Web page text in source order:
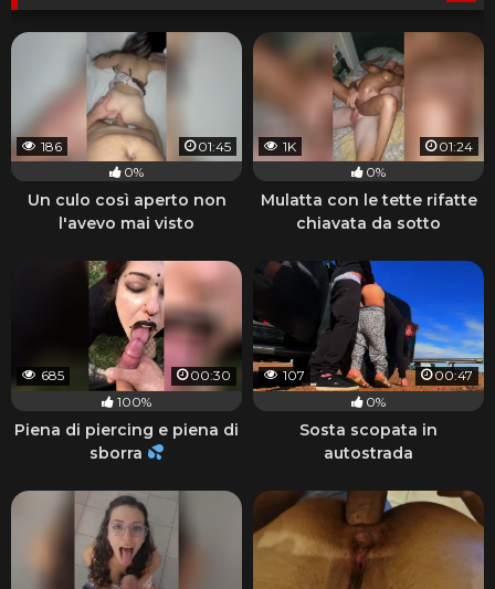
186
01:45
0%
Un culo così aperto non
l'avevo mai visto
1K
01:24
0%
Mulatta con le tette rifatte
chiavata da sotto
685
00:30
100%
Piena di piercing e piena di
sborra
107
00:47
0%
Sosta scopata in
autostrada